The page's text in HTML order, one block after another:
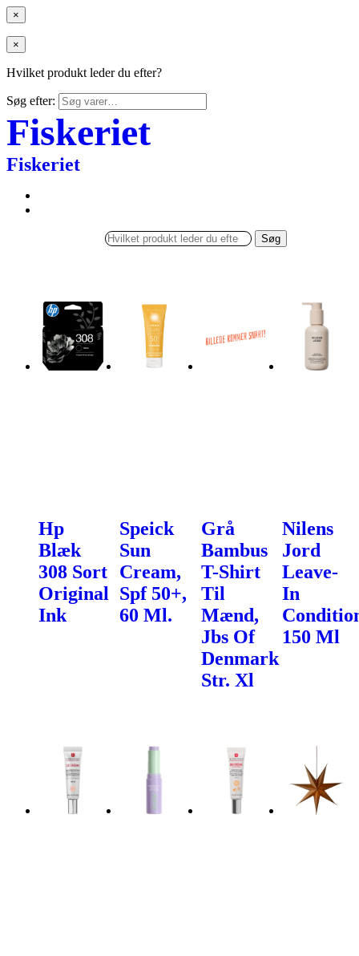
×
×
Hvilket produkt leder du efter?
Søg efter:
Fiskeriet
Fiskeriet
Søg
Hp
Blæk
308 Sort
Original
Ink
Speick
Sun
Cream,
Spf 50+,
60 Ml.
Grå
Bambus
T-Shirt
Til
Mænd,
Jbs Of
Denmark
Str. Xl
Nilens
Jord
Leave-
In
150 Ml